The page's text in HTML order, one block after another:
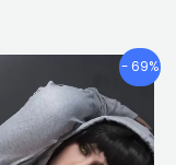
- 69%
Przedział
cenowy:
€735.21
Poprzez
produkt
ma
wiele